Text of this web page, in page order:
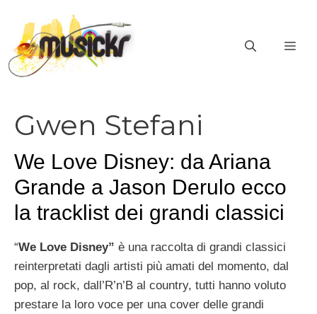
contenuto
Gwen Stefani
We Love Disney: da Ariana
Grande a Jason Derulo ecco
la tracklist dei grandi classici
“We Love Disney” è una raccolta di grandi classici
reinterpretati dagli artisti più amati del momento, dal
pop, al rock, dall’R’n’B al country, tutti hanno voluto
prestare la loro voce per una cover delle grandi